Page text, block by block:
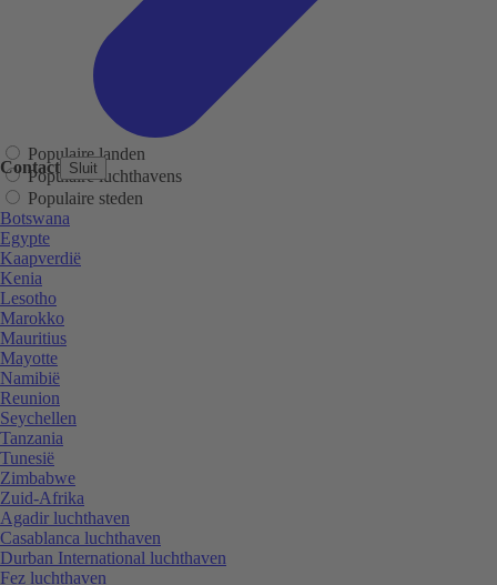
Contact Sluit
Populaire landen
Populaire luchthavens
Populaire steden
Botswana
Egypte
Kaapverdië
Kenia
Lesotho
Marokko
Mauritius
Mayotte
Namibië
Reunion
Seychellen
Tanzania
Tunesië
Zimbabwe
Zuid-Afrika
Agadir luchthaven
Casablanca luchthaven
Durban International luchthaven
Fez luchthaven